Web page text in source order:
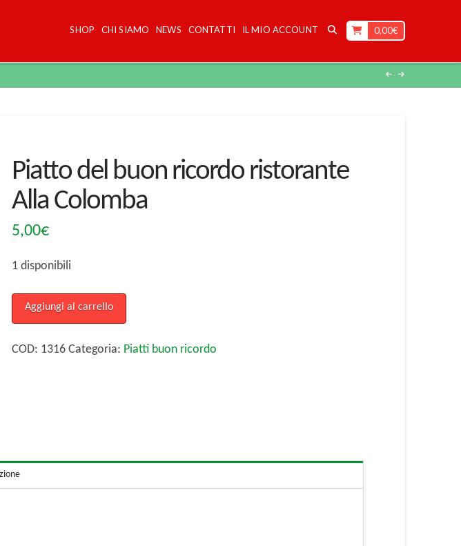
SHOP CHI SIAMO NEWS CONTATTI IL MIO ACCOUNT 0,00€
Piatto del buon ricordo ristorante
Alla Colomba
5,00€
1 disponibili
Piatto
del
buon
Aggiungi al carrello
COD: 1316 Categoria: Piatti buon ricordo